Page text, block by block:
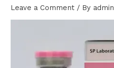
Leave a Comment / By admin